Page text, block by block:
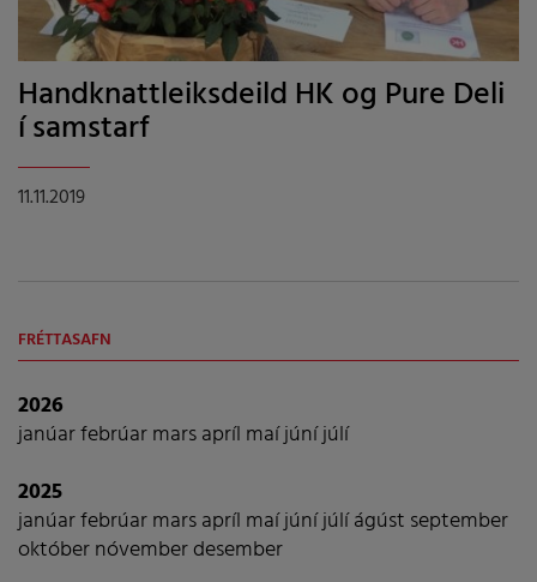
Handknattleiksdeild HK og Pure Deli
í samstarf
11.11.2019
FRÉTTASAFN
2026
janúarfebrúarmarsapríl maíjúníjúlí
2025
janúarfebrúarmarsapríl maíjúníjúlíágúst september
októbernóvemberdesember